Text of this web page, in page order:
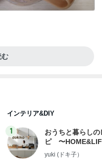
む
インテリア&DIY
1
おうちと暮らしの
ピ 〜
yuki (ドキ子）